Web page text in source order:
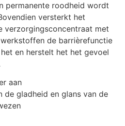
permanente roodheid wordt
versterkt het
verzorgingsconcentraat met
de barrièrefunctie
en herstelt het het gevoel
aan
de gladheid en glans van de